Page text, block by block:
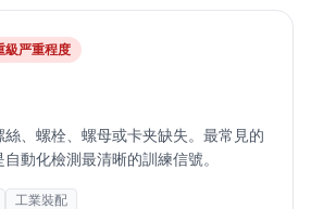
級严重程度
、螺栓、螺母或卡夹缺失。最常見的
動化檢測最清晰的訓練信號。
工業裝配